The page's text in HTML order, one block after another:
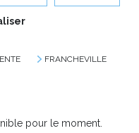
FRANCHEVILLE
pour le moment.